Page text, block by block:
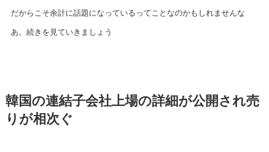
だからこそ余計に話題になっているってことなのかもしれませんな
あ。続きを見ていきましょう
韓国の連結子会社上場の詳細が公開され売
りが相次ぐ